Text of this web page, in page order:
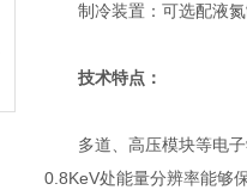
制冷装置：可选配液氮
技术特点：
多道、高压模块等电子
0.8KeV处能量分辨率能够